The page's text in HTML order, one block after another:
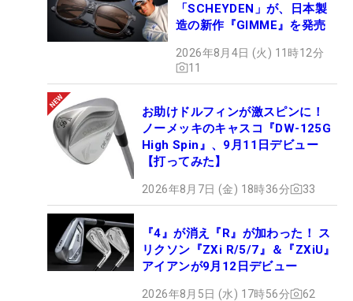
「SCHEYDEN」が、日本製
造の新作『GIMME』を発売
2026年8月4日 (火) 11時12分
11
お助けドルフィンが激スピンに！
ノーメッキのキャスコ『DW-125G
High Spin』、9月11日デビュー
【打ってみた】
2026年8月7日 (金) 18時36分 33
『4』が消え『R』が加わった！ ス
リクソン『ZXi R/5/7』＆『ZXiU』
アイアンが9月12日デビュー
2026年8月5日 (水) 17時56分 62